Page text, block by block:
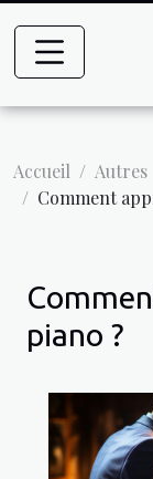
Accueil
Autres
Comment
piano ?